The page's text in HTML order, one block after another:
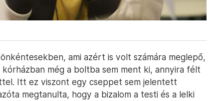
ami azért is volt számára meglepő,
még a boltba sem ment ki, annyira félt
Itt ez viszont egy cseppet sem jelentett
megtanulta, hogy a bizalom a testi és a lelki